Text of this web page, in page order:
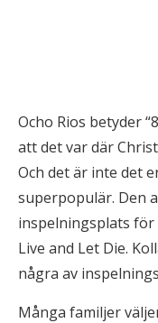
Ocho Rios betyder
att det var där
Och det är inte det
superpopulär. Den
inspelningsplats för
Live and Let Die.
några av
Många familjer